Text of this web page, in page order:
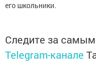
его школьники.
Следите за
Telegram-канале